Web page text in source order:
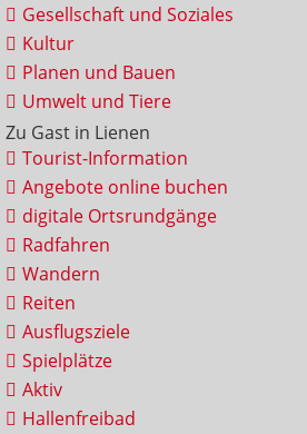
Gesellschaft und Soziales
Kultur
Planen und Bauen
Umwelt und Tiere
Zu Gast in Lienen
Tourist-Information
Angebote online buchen
digitale Ortsrundgänge
Radfahren
Wandern
Reiten
Ausflugsziele
Spielplätze
Aktiv
Hallenfreibad